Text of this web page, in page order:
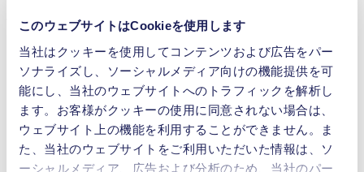
このウェブサイトはCookieを使用します
当社はクッキーを使用してコンテンツおよび広告をパー
ソナライズし、ソーシャルメディア向けの機能提供を可
能にし、当社のウェブサイトへのトラフィックを解析し
ます。お客様がクッキーの使用に同意されない場合は、
ウェブサイト上の機能を利用することができません。ま
た、当社のウェブサイトをご利用いただいた情報は、ソ
ーシャルメディア、広告および分析のため、当社のパー
抜群の信頼性
性能寸法比が高比率
コンタミネーションフリーの移送
メンテナンスフリー
高刺激性媒体に対する優れた耐性
自吸式
空運転可能
デジタル式調整が可能なモーター